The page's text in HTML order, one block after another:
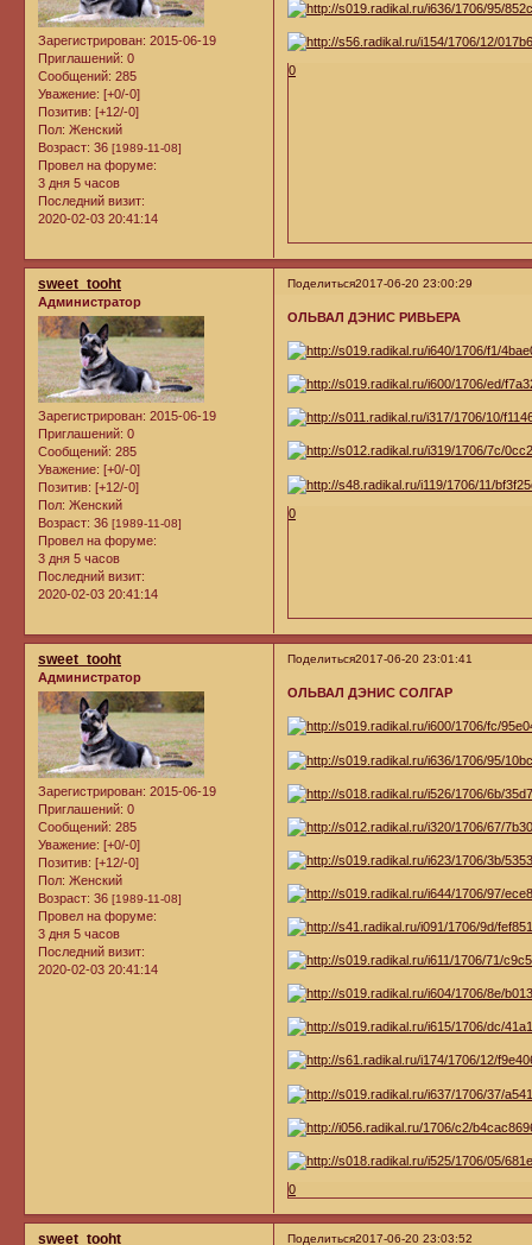
Зарегистрирован: 2015-06-19
Приглашений: 0
Сообщений: 285
Уважение: [+0/-0]
Позитив: [+12/-0]
Пол: Женский
Возраст: 36 [1989-11-08]
Провел на форуме:
3 дня 5 часов
Последний визит:
2020-02-03 20:41:14
0
Поделиться2017-06-20 23:00:29
sweet_tooht
Администратор
Зарегистрирован: 2015-06-19
Приглашений: 0
Сообщений: 285
Уважение: [+0/-0]
Позитив: [+12/-0]
Пол: Женский
Возраст: 36 [1989-11-08]
Провел на форуме:
3 дня 5 часов
Последний визит:
2020-02-03 20:41:14
ОЛЬВАЛ ДЭНИС РИВЬЕРА
0
Поделиться2017-06-20 23:01:41
sweet_tooht
Администратор
Зарегистрирован: 2015-06-19
Приглашений: 0
Сообщений: 285
Уважение: [+0/-0]
Позитив: [+12/-0]
Пол: Женский
Возраст: 36 [1989-11-08]
Провел на форуме:
3 дня 5 часов
Последний визит:
2020-02-03 20:41:14
ОЛЬВАЛ ДЭНИС СОЛГАР
0
Поделиться2017-06-20 23:03:52
sweet_tooht